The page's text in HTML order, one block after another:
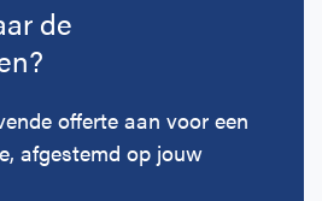
de
offerte aan voor een
afgestemd op jouw